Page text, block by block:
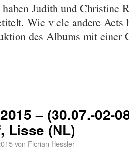
Judith und Christine
Wie viele andere Acts
des Albums mit einer
– (30.07.-02-
Lisse (NL)
von Florian Hessler